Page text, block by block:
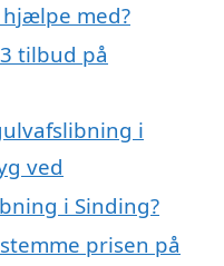
med?
tilbud på
i
ved
i Sinding?
prisen på